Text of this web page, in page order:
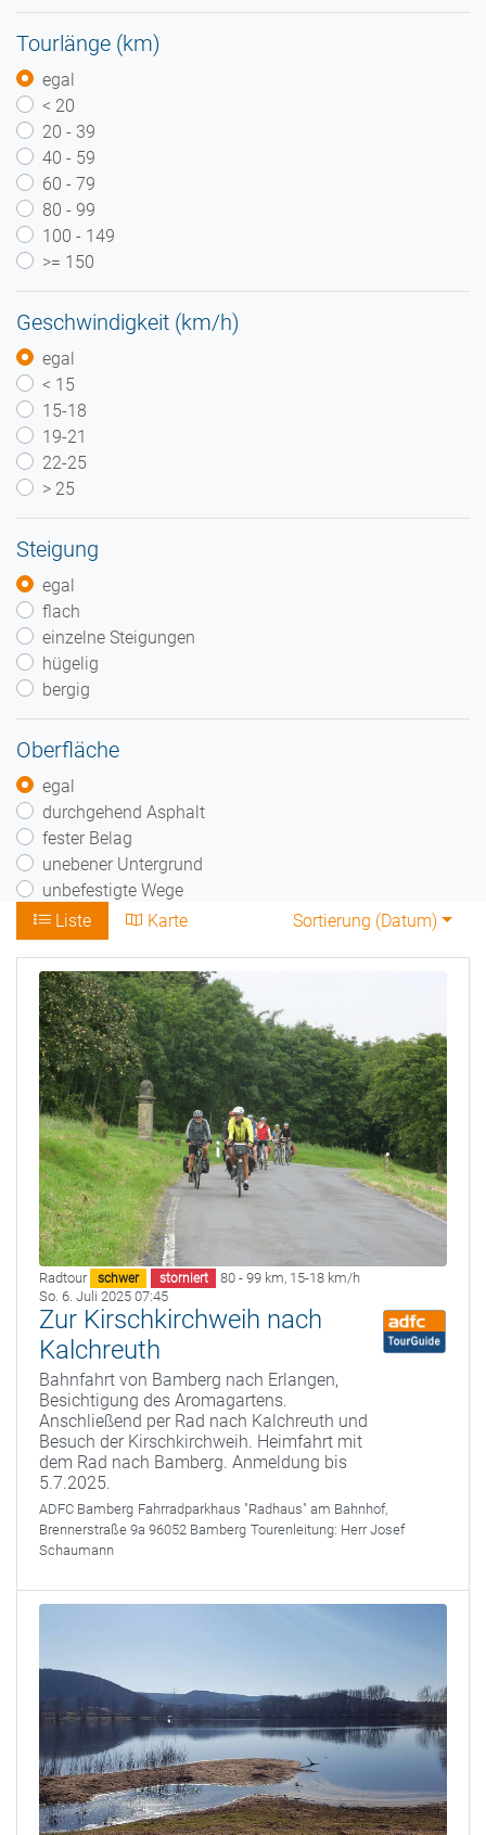
Tourlänge (km)
egal
< 20
20 - 39
40 - 59
60 - 79
80 - 99
100 - 149
>= 150
Geschwindigkeit (km/h)
egal
< 15
15-18
19-21
22-25
> 25
Steigung
egal
flach
einzelne Steigungen
hügelig
bergig
Oberfläche
egal
durchgehend Asphalt
fester Belag
unebener Untergrund
unbefestigte Wege
Liste
Karte Sortierung (Datum)
Radtour schwer storniert 80 - 99 km, 15-18 km/h
So. 6. Juli 2025 07:45
Zur Kirschkirchweih nach
Kalchreuth
Bahnfahrt von Bamberg nach Erlangen,
Besichtigung des Aromagartens.
Anschließend per Rad nach Kalchreuth und
Besuch der Kirschkirchweih. Heimfahrt mit
dem Rad nach Bamberg. Anmeldung bis
5.7.2025.
ADFC Bamberg Fahrradparkhaus "Radhaus" am Bahnhof,
Brennerstraße 9a 96052 Bamberg Tourenleitung: Herr Josef
Schaumann